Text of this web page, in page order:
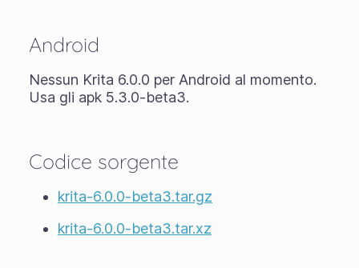
Android
Nessun Krita 6.0.0 per Android al momento.
Usa gli apk 5.3.0-beta3.
Codice sorgente
krita-6.0.0-beta3.tar.gz
krita-6.0.0-beta3.tar.xz